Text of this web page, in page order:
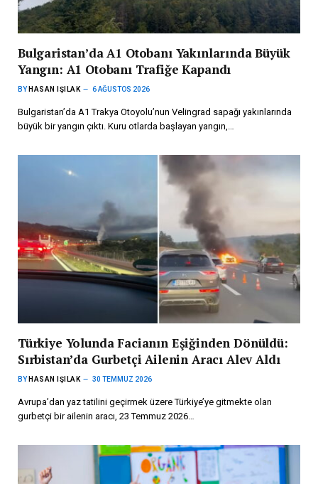
Bulgaristan’da A1 Otobanı Yakınlarında Büyük
Yangın: A1 Otobanı Trafiğe Kapandı
BY HASAN IŞILAK 6 AĞUSTOS 2026
Bulgaristan’da A1 Trakya Otoyolu’nun Velingrad sapağı yakınlarında
büyük bir yangın çıktı. Kuru otlarda başlayan yangın,…
Türkiye Yolunda Facianın Eşiğinden Dönüldü:
Sırbistan’da Gurbetçi Ailenin Aracı Alev Aldı
BY HASAN IŞILAK 30 TEMMUZ 2026
Avrupa’dan yaz tatilini geçirmek üzere Türkiye’ye gitmekte olan
gurbetçi bir ailenin aracı, 23 Temmuz 2026…